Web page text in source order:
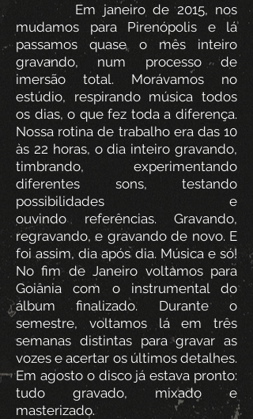
Em janeiro de 2015, nos
mudamos para Pirenópolis e lá
passamos quase o mês inteiro
gravando, num processo de
imersão total. Morávamos no
estúdio, respirando música todos
os dias, o que fez toda a diferença.
Nossa rotina de trabalho era das 10
às 22 horas, o dia inteiro gravando,
timbrando, experimentando
diferentes sons, testando
possibilidades e
ouvindo referências. Gravando,
regravando, e gravando de novo. E
foi assim, dia após dia. Música e só!
No fim de Janeiro voltamos para
Goiânia com o instrumental do
álbum finalizado. Durante o
semestre, voltamos lá em três
semanas distintas para gravar as
vozes e acertar os últimos detalhes.
Em agosto o disco já estava pronto:
tudo gravado, mixado e
masterizado.